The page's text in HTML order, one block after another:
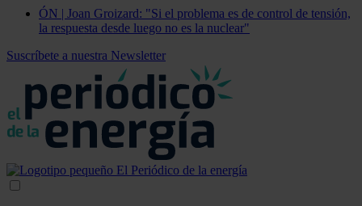
ÓN | Joan Groizard: "Si el problema es de control de tensión,
la respuesta desde luego no es la nuclear"
Suscríbete a nuestra Newsletter